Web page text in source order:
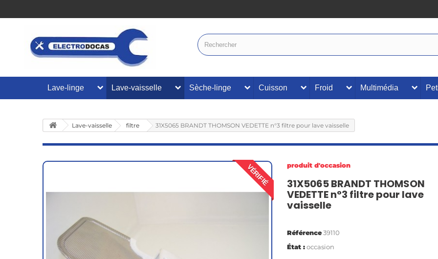
Lave-linge Lave-vaisselle Sèche-linge Cuisson Froid Multimédia
Lave-vaisselle filtre 31X5065 BRANDT THOMSON VEDETTE n°3 filtre pour lave vaisselle
VÉRIFIÉ produit d'occasion
31X5065 BRANDT THOMSON
VEDETTE n°3 filtre pour lave
vaisselle
Référence39110
État :occasion